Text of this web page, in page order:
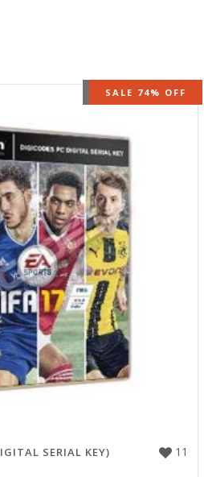
OUT OF STOCK
SALE 74% OFF
11
SERIAL KEY)